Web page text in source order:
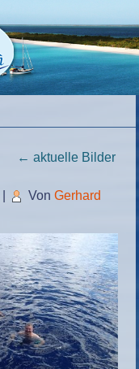
← aktuelle Bilder
Von Gerhard